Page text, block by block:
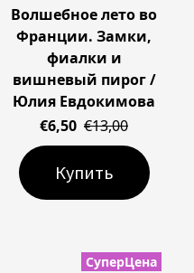
Волшебное лето во
Франции. Замки,
фиалки и
вишневый пирог /
Юлия Евдокимова
€6,50 €13,00
Купить
СуперЦена